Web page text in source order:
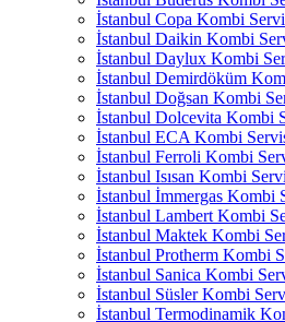
İstanbul Copa Kombi
İstanbul Daikin Kombi
İstanbul Daylux Kombi
İstanbul Demirdöküm
İstanbul Doğsan Kombi
İstanbul Dolcevita Kombi
İstanbul ECA Kombi
İstanbul Ferroli Kombi
İstanbul Isısan Kombi
İstanbul İmmergas Kombi
İstanbul Lambert Kombi
İstanbul Maktek Kombi
İstanbul Protherm Kombi
İstanbul Sanica Kombi
İstanbul Süsler Kombi
İstanbul Termodinamik